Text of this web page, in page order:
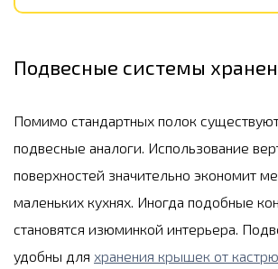
Подвесные системы
Помимо стандартных полок
подвесные аналоги. Использование
поверхностей значительно экономит
маленьких кухнях. Иногда подобные
становятся изюминкой интерьера.
удобны для хранения крышек от